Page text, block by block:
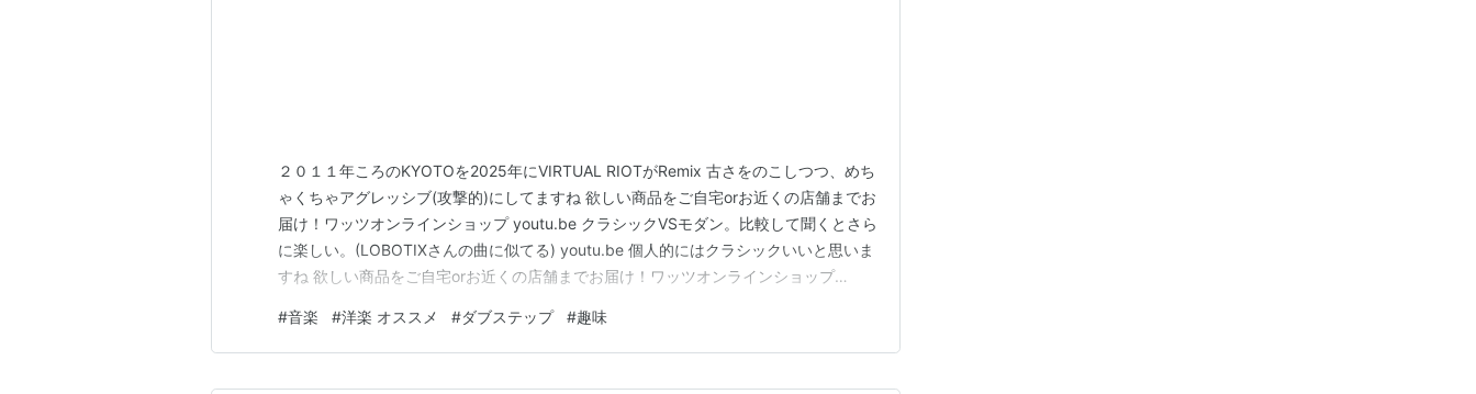
２０１１年ころのKYOTOを2025年にVIRTUAL RIOTがRemix 古さをのこしつつ、めち
ゃくちゃアグレッシブ(攻撃的)にしてますね 欲しい商品をご自宅orお近くの店舗までお
届け！ワッツオンラインショップ youtu.be クラシックVSモダン。比較して聞くとさら
に楽しい。(LOBOTIXさんの曲に似てる) youtu.be 個人的にはクラシックいいと思いま
すね 欲しい商品をご自宅orお近くの店舗までお届け！ワッツオンラインショップ
#音楽 #洋楽 オススメ #ダブステップ #趣味